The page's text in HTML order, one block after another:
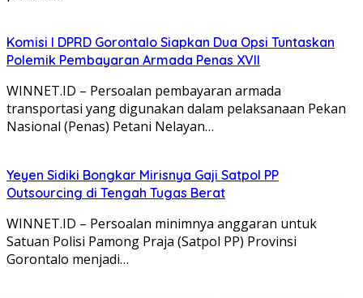
Komisi I DPRD Gorontalo Siapkan Dua Opsi Tuntaskan
Polemik Pembayaran Armada Penas XVII
WINNET.ID – Persoalan pembayaran armada
transportasi yang digunakan dalam pelaksanaan Pekan
Nasional (Penas) Petani Nelayan…
Yeyen Sidiki Bongkar Mirisnya Gaji Satpol PP
Outsourcing di Tengah Tugas Berat
WINNET.ID – Persoalan minimnya anggaran untuk
Satuan Polisi Pamong Praja (Satpol PP) Provinsi
Gorontalo menjadi…